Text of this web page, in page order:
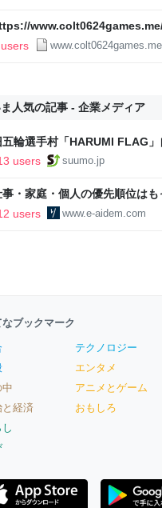
www.colt0624games.me
人気の記事 - 企業メディア
五輪選手村「HARUMI FLAG
で挑む、盆踊り2万人集客や交
users suumo.jp
事・家庭・個人の優先順位は
の自分に伝えたいこと - りっす
users www.e-aidem.com
なブックマーク
中
経済
テクノロジー
エンタメ
アニメとゲーム
おもしろ